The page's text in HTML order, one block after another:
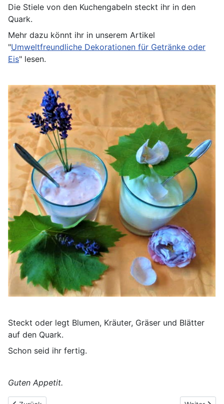
Die Stiele von den Kuchengabeln steckt ihr in den
Quark.
Mehr dazu könnt ihr in unserem Artikel
"Umweltfreundliche Dekorationen für Getränke oder
Eis" lesen.
Steckt oder legt Blumen, Kräuter, Gräser und Blätter
auf den Quark.
Schon seid ihr fertig.
Guten Appetit.